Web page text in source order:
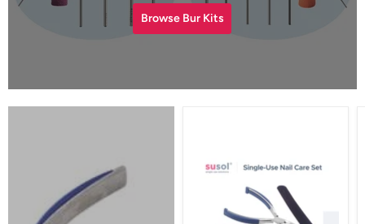
Browse Bur Kits